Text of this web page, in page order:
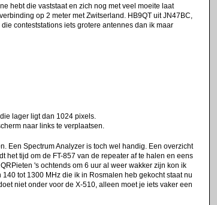
hebt die vaststaat en zich nog met veel moeite laat
op 2 meter met Zwitserland. HB9QT uit JN47BC,
conteststations iets grotere antennes dan ik maar
lager ligt dan 1024 pixels.
naar links te verplaatsen.
Een Spectrum Analyzer is toch wel handig. Een overzicht
het tijd om de FT-857 van de repeater af te halen en eens
's ochtends om 6 uur al weer wakker zijn kon ik
tot 1300 MHz die ik in Rosmalen heb gekocht staat nu
niet onder voor de X-510, alleen moet je iets vaker een